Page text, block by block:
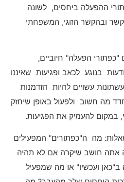
ההפעלה ביחסים, לשונה
ובהקשר הזוגי, המשפחתי
"כפתורי הפעלה" חיוביים,
בנוגע לכאב ופגיעות שאיננו
עשויים להיות הזדמנות
מה חשוב ולפעול באופן שיחזק
במקום להעמיק את הפגיעות.
מה ה"כפתורים" המפעילים
אתה חושב שיקרה אם לא תהיה
ועכשיו" או מה שמפעיל